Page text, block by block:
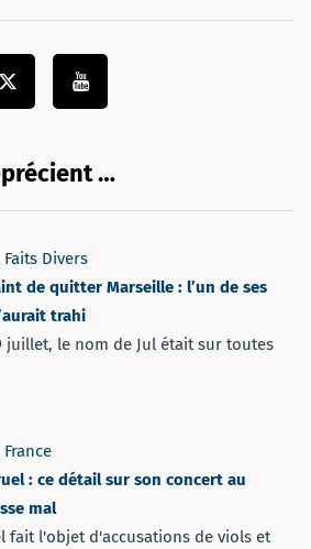
…
Faits Divers
de quitter Marseille : l’un de ses
trahi
juillet, le nom de Jul était sur toutes
France
: ce détail sur son concert au
mal
fait l'objet d'accusations de viols et